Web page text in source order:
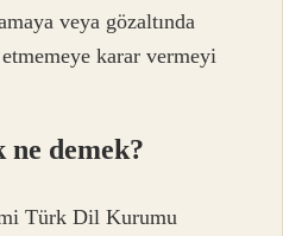
veya gözaltında
karar vermeyi
demek?
Türk Dil Kurumu